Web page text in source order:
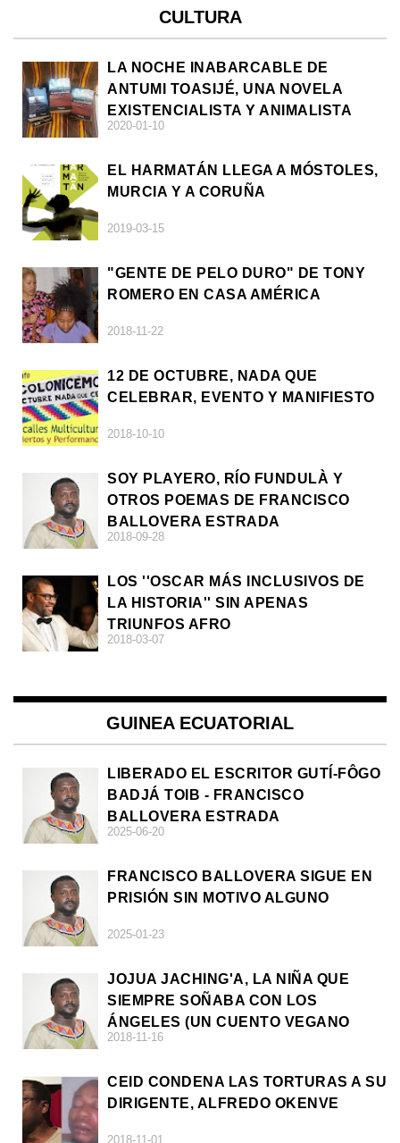
CULTURA
LA NOCHE INABARCABLE DE
ANTUMI TOASIJÉ, UNA NOVELA
EXISTENCIALISTA Y ANIMALISTA
2020-01-10
EL HARMATÁN LLEGA A MÓSTOLES,
MURCIA Y A CORUÑA
2019-03-15
"GENTE DE PELO DURO" DE TONY
ROMERO EN CASA AMÉRICA
2018-11-22
12 DE OCTUBRE, NADA QUE
CELEBRAR, EVENTO Y MANIFIESTO
2018-10-10
SOY PLAYERO, RÍO FUNDULÀ Y
OTROS POEMAS DE FRANCISCO
BALLOVERA ESTRADA
2018-09-28
LOS ''OSCAR MÁS INCLUSIVOS DE
LA HISTORIA'' SIN APENAS
TRIUNFOS AFRO
2018-03-07
GUINEA ECUATORIAL
LIBERADO EL ESCRITOR GUTÍ-FÔGO
BADJÁ TOIB - FRANCISCO
BALLOVERA ESTRADA
2025-06-20
FRANCISCO BALLOVERA SIGUE EN
PRISIÓN SIN MOTIVO ALGUNO
2025-01-23
JOJUA JACHING'A, LA NIÑA QUE
SIEMPRE SOÑABA CON LOS
ÁNGELES (UN CUENTO VEGANO
AFRICANO)
2018-11-16
CEID CONDENA LAS TORTURAS A SU
DIRIGENTE, ALFREDO OKENVE
2018-11-01